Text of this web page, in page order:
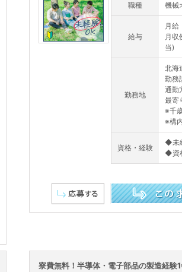
職種 機械
給与
月給
月
当)
勤務地
北海
勤務
通勤
最寄
※千
※構
資格・経験
◆未
◆資
寮費無料！半導体・電子部品の製造経験